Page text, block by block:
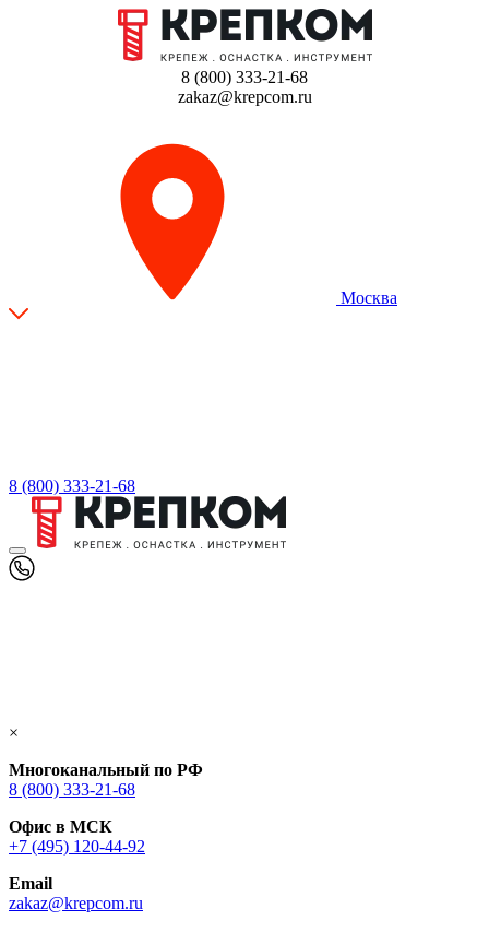
8 (800) 333-21-68
zakaz@krepcom.ru
Москва
8 (800) 333-21-68
×
Многоканальный по РФ
8 (800) 333‑21-68
Офис в МСК
+7 (495) 120-44-92
Email
zakaz@krepcom.ru